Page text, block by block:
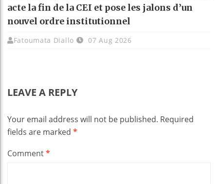
acte la fin de la CEI et pose les jalons d’un
nouvel ordre institutionnel
Fatoumata Diallo 07 Aug 2026
LEAVE A REPLY
Your email address will not be published. Required
fields are marked *
Comment*